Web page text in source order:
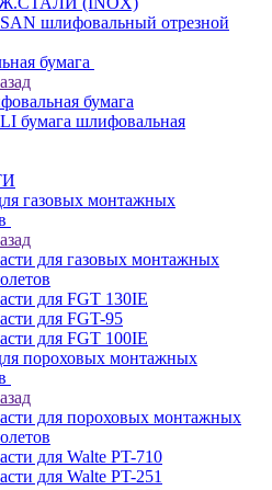
шлифовальный отрезной
бумага
бумага
бумага шлифовальная
газовых монтажных
для газовых монтажных
для FGT 130IE
для FGT-95
для FGT 100IE
пороховых монтажных
для пороховых монтажных
для Walte PT-710
для Walte PT-251